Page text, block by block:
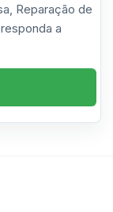
Reparação de
a